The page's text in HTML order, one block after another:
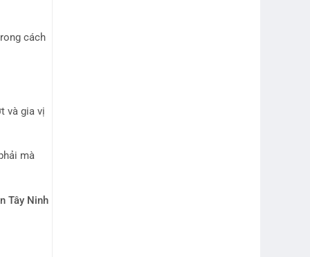
cách
và gia vị
mà
Tây Ninh